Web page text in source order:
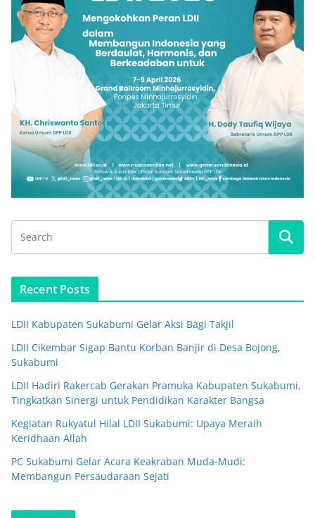
Recent Posts
LDII Kabupaten Sukabumi Gelar Aksi Bagi Takjil
LDII Cikembar Sigap Bantu Korban Banjir di Desa Bojong,
Sukabumi
LDII Hadiri Rakercab Gerakan Pramuka Kabupaten Sukabumi,
Tingkatkan Sinergi untuk Pendidikan Karakter Bangsa
Kegiatan Rukyatul Hilal LDII Sukabumi: Upaya Meraih
Keridhaan Allah
PC Sukabumi Gelar Acara Keakraban Muda-Mudi:
Membangun Persaudaraan Sejati